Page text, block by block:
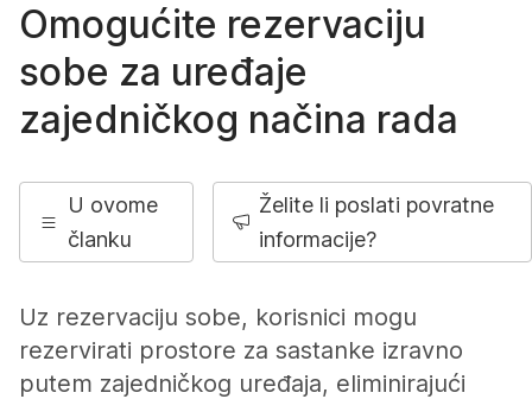
Omogućite rezervaciju
sobe za uređaje
zajedničkog načina rada
U ovome
članku
Želite li poslati povratne
informacije?
Uz rezervaciju sobe, korisnici mogu
rezervirati prostore za sastanke izravno
putem zajedničkog uređaja, eliminirajući